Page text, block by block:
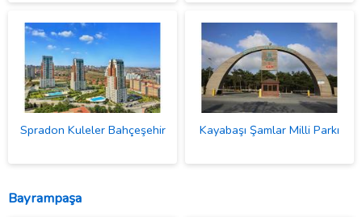
Spradon Kuleler Bahçeşehir Kayabaşı Şamlar Milli Parkı
Bayrampaşa